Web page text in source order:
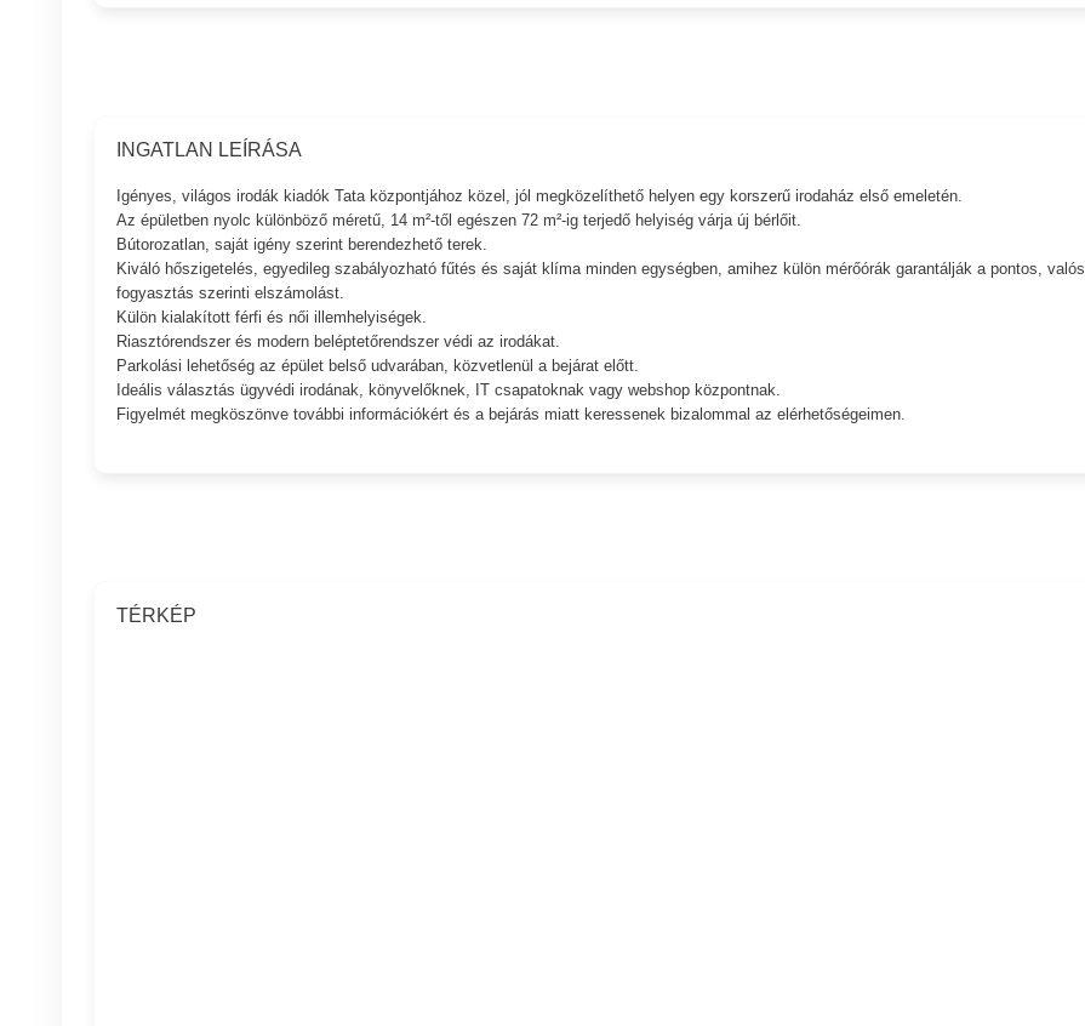
INGATLAN LEÍRÁSA
Igényes, világos irodák kiadók Tata központjához közel, jól megközelíthető helyen egy korszerű irodaház első emeletén.
Az épületben nyolc különböző méretű, 14 m²-től egészen 72 m²-ig terjedő helyiség várja új bérlőit.
Bútorozatlan, saját igény szerint berendezhető terek.
Kiváló hőszigetelés, egyedileg szabályozható fűtés és saját klíma minden egységben, amihez külön mérőórák garantálják a pontos, valós
fogyasztás szerinti elszámolást.
Külön kialakított férfi és női illemhelyiségek.
Riasztórendszer és modern beléptetőrendszer védi az irodákat.
Parkolási lehetőség az épület belső udvarában, közvetlenül a bejárat előtt.
Ideális választás ügyvédi irodának, könyvelőknek, IT csapatoknak vagy webshop központnak.
Figyelmét megköszönve további információkért és a bejárás miatt keressenek bizalommal az elérhetőségeimen.
TÉRKÉP